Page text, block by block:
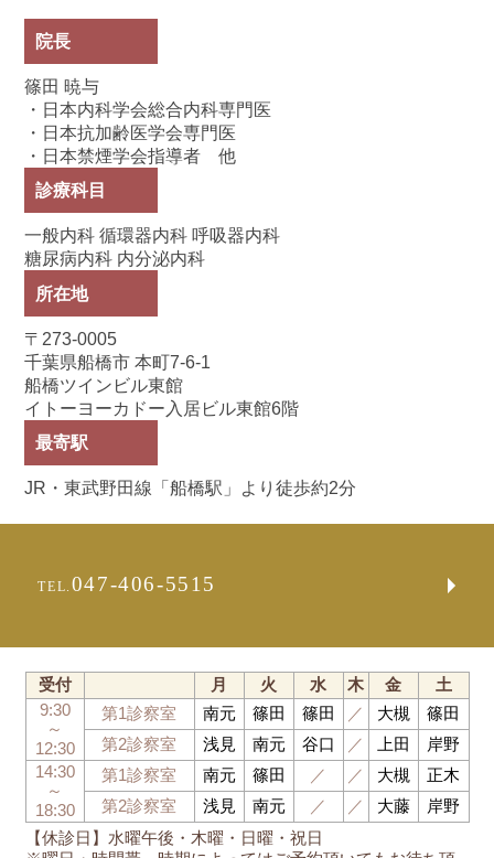
院長
篠田 暁与
・日本内科学会総合内科専門医
・日本抗加齢医学会専門医
・日本禁煙学会指導者 他
診療科目
一般内科 循環器内科 呼吸器内科
糖尿病内科 内分泌内科
所在地
〒273-0005
千葉県船橋市 本町7-6-1
船橋ツインビル東館
イトーヨーカドー入居ビル東館6階
最寄駅
JR・東武野田線「船橋駅」より徒歩約2分
TEL. 047-406-5515
【休診日】水曜午後・木曜・日曜・祝日
受付 月 火 水 木 金
土
9:30
～
12:30
第1診察室 南元 篠田 篠田 ／ 大槻
篠田
第2診察室
浅見 南元 谷口 ／ 上田
岸野
14:30
～
18:30
第1診察室 南元 篠田 ／ ／ 大槻
正木
第2診察室
浅見 南元 ／ ／ 大藤 岸野